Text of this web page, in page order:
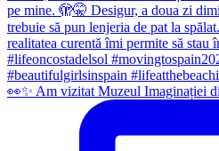
👀✨️ Am vizitat Muzeul Imaginației